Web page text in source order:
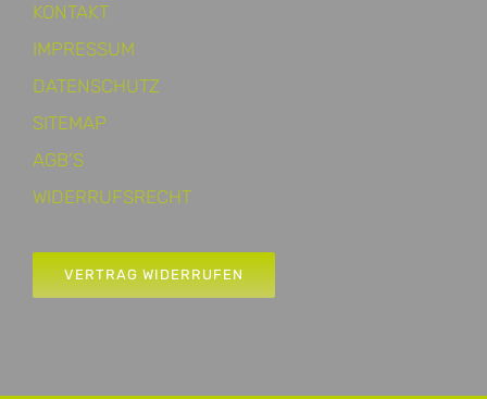
KONTAKT
IMPRESSUM
DATENSCHUTZ
SITEMAP
AGB’S
WIDERRUFSRECHT
VERTRAG WIDERRUFEN